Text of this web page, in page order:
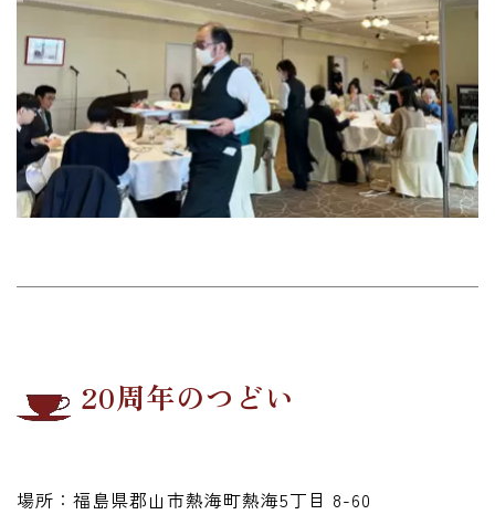
20周年のつどい
場所：福島県郡山市熱海町熱海5丁目 8-60